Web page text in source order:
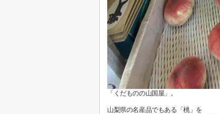
「くだものの山国屋」。
山梨県の名産品でもある「桃」を